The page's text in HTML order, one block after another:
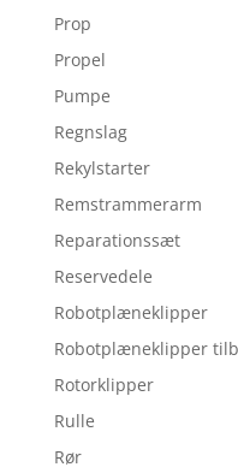
Prop
Propel
Pumpe
Regnslag
Rekylstarter
Remstrammerarm
Reparationssæt
Reservedele
Robotplæneklipper
Robotplæneklipper
Rotorklipper
Rulle
Rør